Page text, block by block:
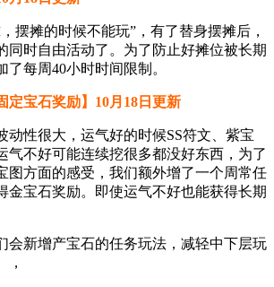
摆摊的时候不能玩”，有了替身摆摊后，
同时自由活动了。为了防止好摊位被长期
了每周40小时时间限制。
定宝石奖励】10月18日更新
动性很大，运气好的时候SS符文、紫宝
气不好可能连续挖很多都没好东西，为了
图方面的感受，我们额外增了一个周常任
金宝石奖励。即使运气不好也能获得长期
会新增产宝石的任务玩法，减轻中下层玩
，